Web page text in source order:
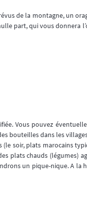
de la montagne, un
part, qui vous donnera
Vous pouvez
bouteilles dans les
(le soir, plats marocains
plats chauds (légumes)
un pique-nique. A la